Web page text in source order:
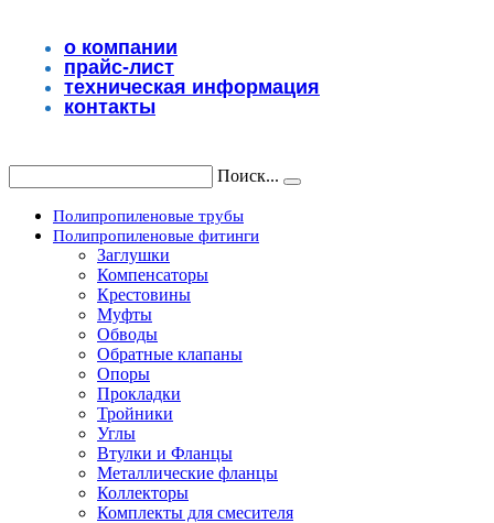
содержимомуо компании
прайс-лист
техническая информация
контакты
Поиск...
Полипропиленовые трубы
Полипропиленовые фитинги
Заглушки
Компенсаторы
Крестовины
Муфты
Обводы
Обратные клапаны
Опоры
Прокладки
Тройники
Углы
Втулки и Фланцы
Металлические фланцы
Коллекторы
Комплекты для смесителя